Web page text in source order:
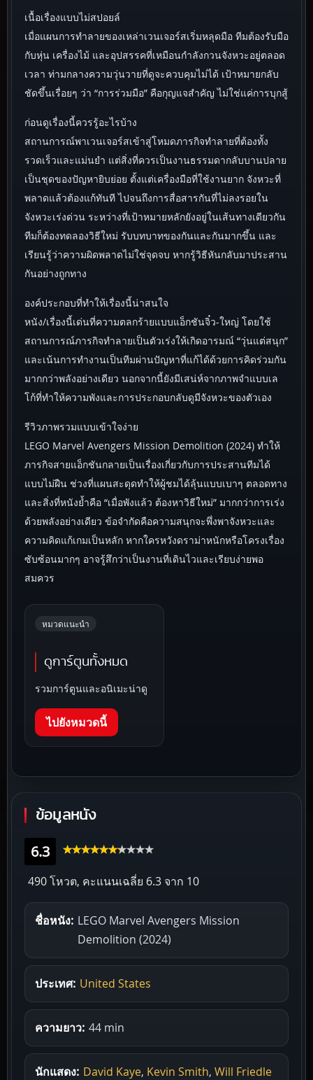
เนื้อเรื่องแบบไม่สปอยล์
เมื่อแผนการทำลายของเหล่าเวนเจอร์สเริ่มหลุดมือ ทีมต้องรับมือ
กับหุ่น เครื่องไม้ และอุปสรรคที่เหมือนกำลังกวนจังหวะอยู่ตลอด
เวลา ท่ามกลางความวุ่นวายที่ดูจะควบคุมไม่ได้ เป้าหมายกลับ
ชัดขึ้นเรื่อยๆ ว่า “การร่วมมือ” คือกุญแจสำคัญ ไม่ใช่แค่การบุกสู้
ก่อนดูเรื่องนี้ควรรู้อะไรบ้าง
สถานการณ์พาเวนเจอร์สเข้าสู่โหมดภารกิจทำลายที่ต้องทั้ง
รวดเร็วและแม่นยำ แต่สิ่งที่ควรเป็นงานธรรมดากลับบานปลาย
เป็นชุดของปัญหายิบย่อย ตั้งแต่เครื่องมือที่ใช้งานยาก จังหวะที่
พลาดแล้วต้องแก้ทันที ไปจนถึงการสื่อสารกันที่ไม่ลงรอยใน
จังหวะเร่งด่วน ระหว่างที่เป้าหมายหลักยังอยู่ในเส้นทางเดียวกัน
ทีมก็ต้องทดลองวิธีใหม่ รับบทบาทของกันและกันมากขึ้น และ
เรียนรู้ว่าความผิดพลาดไม่ใช่จุดจบ หากรู้วิธีหันกลับมาประสาน
กันอย่างถูกทาง
องค์ประกอบที่ทำให้เรื่องนี้น่าสนใจ
หนัง/เรื่องนี้เด่นที่ความตลกร้ายแบบแอ็กชันจิ๋ว-ใหญ่ โดยใช้
สถานการณ์ภารกิจทำลายเป็นตัวเร่งให้เกิดอารมณ์ “วุ่นแต่สนุก”
และเน้นการทำงานเป็นทีมผ่านปัญหาที่แก้ได้ด้วยการคิดร่วมกัน
มากกว่าพลังอย่างเดียว นอกจากนี้ยังมีเสน่ห์จากภาพจำแบบเล
โก้ที่ทำให้ความพังและการประกอบกลับดูมีจังหวะของตัวเอง
รีวิวภาพรวมแบบเข้าใจง่าย
LEGO Marvel Avengers Mission Demolition (2024) ทำให้
ภารกิจสายแอ็กชันกลายเป็นเรื่องเกี่ยวกับการประสานทีมได้
แบบไม่ฝืน ช่วงที่แผนสะดุดทำให้ผู้ชมได้ลุ้นแบบเบาๆ ตลอดทาง
และสิ่งที่หนังย้ำคือ “เมื่อพังแล้ว ต้องหาวิธีใหม่” มากกว่าการเร่ง
ด้วยพลังอย่างเดียว ข้อจำกัดคือความสนุกจะพึ่งพาจังหวะและ
ความคิดแก้เกมเป็นหลัก หากใครหวังดราม่าหนักหรือโครงเรื่อง
ซับซ้อนมากๆ อาจรู้สึกว่าเป็นงานที่เดินไวและเรียบง่ายพอ
สมควร
หมวดแนะนำ
ดูการ์ตูนทั้งหมด
รวมการ์ตูนและอนิเมะน่าดู
ไปยังหมวดนี้
ข้อมูลหนัง
6.3
490 โหวต, คะแนนเฉลี่ย 6.3 จาก 10
ชื่อหนัง: LEGO Marvel Avengers Mission
Demolition (2024)
ประเทศ: United States
ความยาว: 44 min
นักแสดง: David Kaye, Kevin Smith, Will Friedle